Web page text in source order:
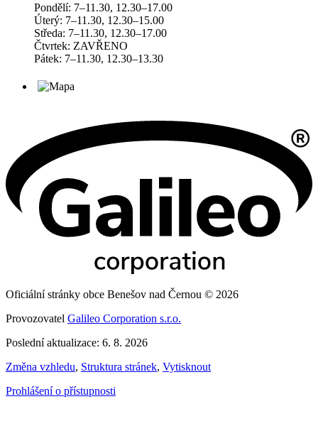
Pondělí: 7–11.30, 12.30–17.00
Úterý: 7–11.30, 12.30–15.00
Středa: 7–11.30, 12.30–17.00
Čtvrtek: ZAVŘENO
Pátek: 7–11.30, 12.30–13.30
Oficiální stránky obce Benešov nad Černou © 2026
Provozovatel Galileo Corporation s.r.o.
Poslední aktualizace: 6. 8. 2026
Změna vzhledu, Struktura stránek, Vytisknout
Prohlášení o přístupnosti